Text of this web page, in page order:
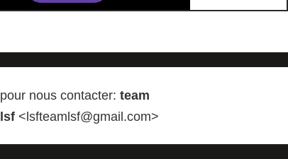
pour nous contacter:team
lsf <lsfteamlsf@gmail.com>